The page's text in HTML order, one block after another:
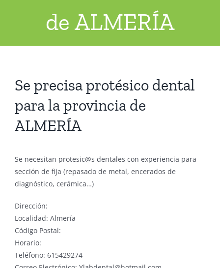
de ALMERÍA
Se precisa protésico dental
para la provincia de
ALMERÍA
Se necesitan protesic@s dentales con experiencia para
sección de fija (repasado de metal, encerados de
diagnóstico, cerámica…)
Dirección:
Localidad: Almería
Código Postal:
Horario:
Teléfono: 615429274